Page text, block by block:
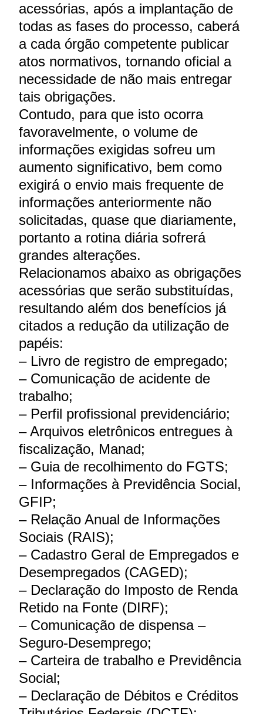
acessórias, após a implantação de
todas as fases do processo, caberá
a cada órgão competente publicar
atos normativos, tornando oficial a
necessidade de não mais entregar
tais obrigações.
Contudo, para que isto ocorra
favoravelmente, o volume de
informações exigidas sofreu um
aumento significativo, bem como
exigirá o envio mais frequente de
informações anteriormente não
solicitadas, quase que diariamente,
portanto a rotina diária sofrerá
grandes alterações.
Relacionamos abaixo as obrigações
acessórias que serão substituídas,
resultando além dos benefícios já
citados a redução da utilização de
papéis:
– Livro de registro de empregado;
– Comunicação de acidente de
trabalho;
– Perfil profissional previdenciário;
– Arquivos eletrônicos entregues à
fiscalização, Manad;
– Guia de recolhimento do FGTS;
– Informações à Previdência Social,
GFIP;
– Relação Anual de Informações
Sociais (RAIS);
– Cadastro Geral de Empregados e
Desempregados (CAGED);
– Declaração do Imposto de Renda
Retido na Fonte (DIRF);
– Comunicação de dispensa –
Seguro-Desemprego;
– Carteira de trabalho e Previdência
Social;
– Declaração de Débitos e Créditos